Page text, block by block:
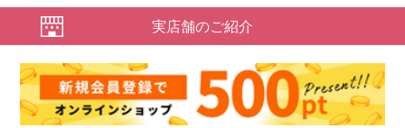
実店舗のご紹介